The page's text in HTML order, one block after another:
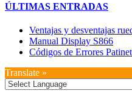
ÚLTIMAS ENTRADAS
Ventajas y desventajas
Manual Display S866
Códigos de Errores
Translate »